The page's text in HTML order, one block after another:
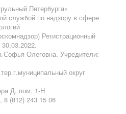
Петербурга»
службой по надзору в сфере
Регистрационный
Софья Олеговна. Учредители:
округ
Д, пом. 1-Н
8 (812) 243 15 06